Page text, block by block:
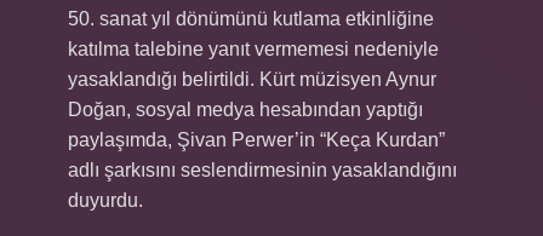
50. sanat yıl dönümünü kutlama etkinliğine
katılma talebine yanıt vermemesi nedeniyle
yasaklandığı belirtildi. Kürt müzisyen Aynur
Doğan, sosyal medya hesabından yaptığı
paylaşımda, Şivan Perwer’in “Keça Kurdan”
adlı şarkısını seslendirmesinin yasaklandığını
duyurdu.